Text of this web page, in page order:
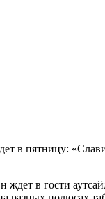
в пятницу:
ждет в гости